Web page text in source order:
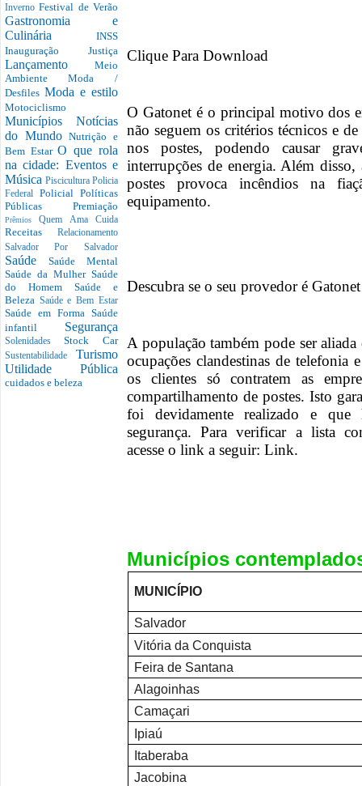
InvernoFestival de Verão
Gastronomia e
Culinária INSS
Inauguração Justiça
Lançamento Meio
AmbienteModa /
Desfiles Moda e estilo
Motociclismo
Municípios Notícias
do MundoNutrição e
Bem EstarO que rola
na cidade: Eventos e
Música Piscicultura Policia
Federal Policial Políticas
Públicas Premiação
PrêmiosQuem Ama Cuida
Receitas Relacionamento
Salvador Por Salvador
Saúde Saúde Mental
Saúde da Mulher Saúde
do Homem Saúde e
Beleza Saúde e Bem Estar
Saúde em Forma Saúde
infantil Segurança
SolenidadesStock Car
Sustentabilidade Turismo
Utilidade Pública
cuidados e beleza
Clique Para Download
O Gatonet é o principal motivo dos
não seguem os critérios técnicos e
nos postes, podendo causar
interrupções de energia. Além
postes provoca incêndios na
equipamento.
Descubra se o seu provedor é Gatonet
A população também pode ser
ocupações clandestinas de
os clientes só contratem as
compartilhamento de postes. Isto
foi devidamente realizado e que
segurança. Para verificar a lista
acesse o link a seguir: Link.
Municípios
MUNICÍPIO
Salvador
Vitória da Conquista
Feira de Santana
Alagoinhas
Camaçari
Ipiaú
Itaberaba
Jacobina